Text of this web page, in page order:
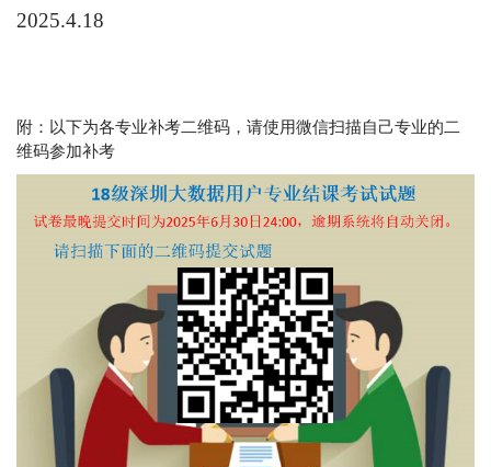
2025.4.18
附：以下为各专业补考二维码，请使用微信扫描自己专业的二
维码参加补考